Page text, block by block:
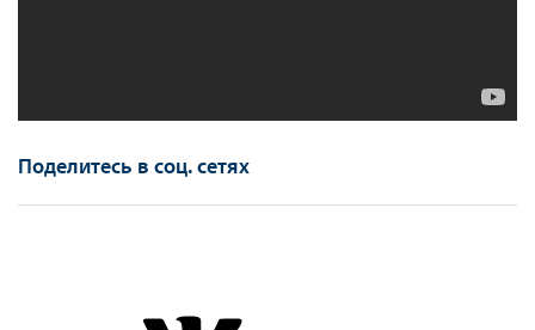
Поделитесь в соц. сетях